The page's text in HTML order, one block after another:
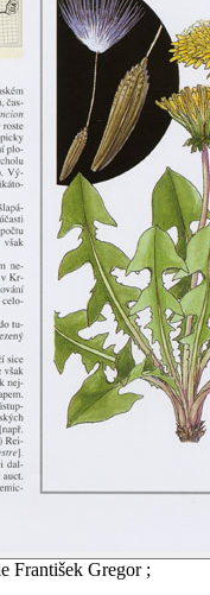
František Gregor ;